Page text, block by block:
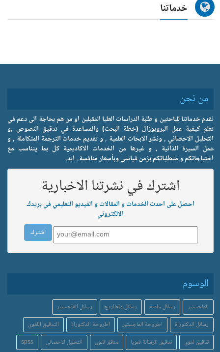
خدماتنا
من نحن
نقدم خدماتنا للباحثين و طلبة الدراسات العليا المقبلين او من هم بحاجة الى دعم في
تعلم كيفية عمل البروبوزال (خطة البحث) والمساعدة في تدقيق النصوص ,و
التحليل الاحصائي , ونشر الابحاث العلمية , و تقديم خدمات الترجمة المتكاملة , و
عمل السيرة الذاتية , و غيرها من الخدمات الاكاديمية كل بما يتناسب مع
احتياجاتكم و متطلباتكم بزمن قياسي وبأسعار منافسة . ابد.
اشترك في نشرتنا الاخبارية
احصل على احدث الخدمات و المقالات و الفيديو التعليمي في بريدك
الالكتروني
الوسوم
الماجستير رسائل علمية رسائل واطاريح
رسائل الماجستير
رسائل الدكتوراة
اطروحة الماجستير اطروحة الدكتوراة
التدقيق اللغوي
تدقيق لغوي
تدقيق الرسالة لغويا مدقق لغوي التحليل الاحصائي spss